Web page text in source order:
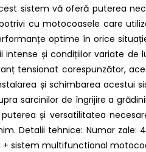
sistem vă oferă puterea
cu motocoasele care
optime în orice
și condițiilor variate de
tensionat corespunzător,
și schimbarea acestui
sarcinilor de îngrijire a
și versatilitatea
Detalii tehnice: Numar zale:
sistem multifunctional